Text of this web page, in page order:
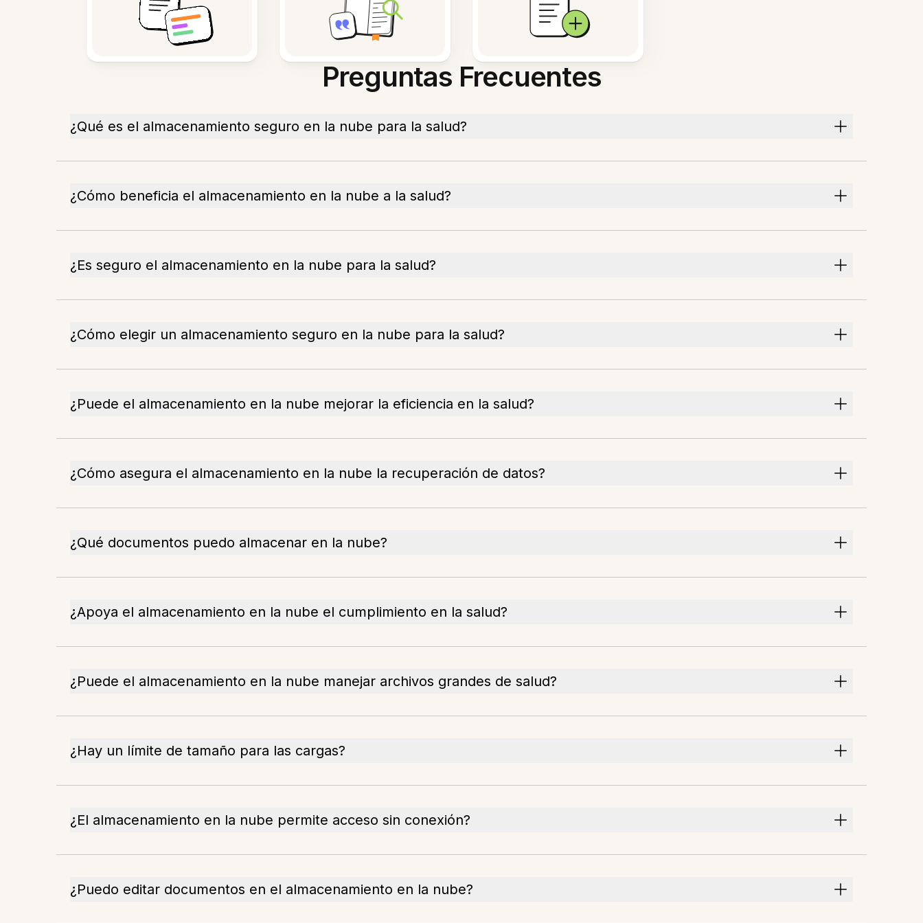
Preguntas Frecuentes
¿Qué es el almacenamiento seguro en la nube para la salud?
¿Cómo beneficia el almacenamiento en la nube a la salud?
¿Es seguro el almacenamiento en la nube para la salud?
¿Cómo elegir un almacenamiento seguro en la nube para la salud?
¿Puede el almacenamiento en la nube mejorar la eficiencia en la salud?
¿Cómo asegura el almacenamiento en la nube la recuperación de datos?
¿Qué documentos puedo almacenar en la nube?
¿Apoya el almacenamiento en la nube el cumplimiento en la salud?
¿Puede el almacenamiento en la nube manejar archivos grandes de salud?
¿Hay un límite de tamaño para las cargas?
¿El almacenamiento en la nube permite acceso sin conexión?
¿Puedo editar documentos en el almacenamiento en la nube?